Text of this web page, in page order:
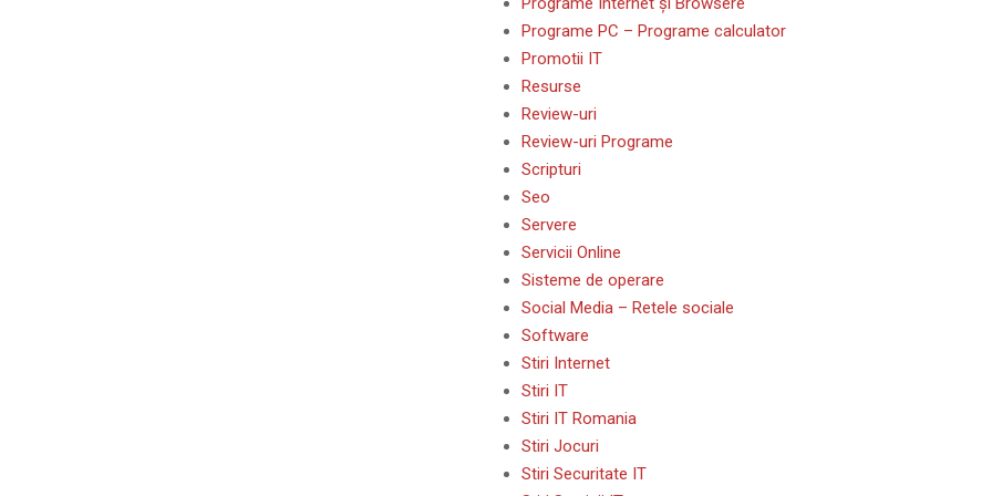
Programe PC – Programe calculator
Promotii IT
Resurse
Review-uri
Review-uri Programe
Scripturi
Seo
Servere
Servicii Online
Sisteme de operare
Social Media – Retele sociale
Software
Stiri Internet
Stiri IT
Stiri IT Romania
Stiri Jocuri
Stiri Securitate IT